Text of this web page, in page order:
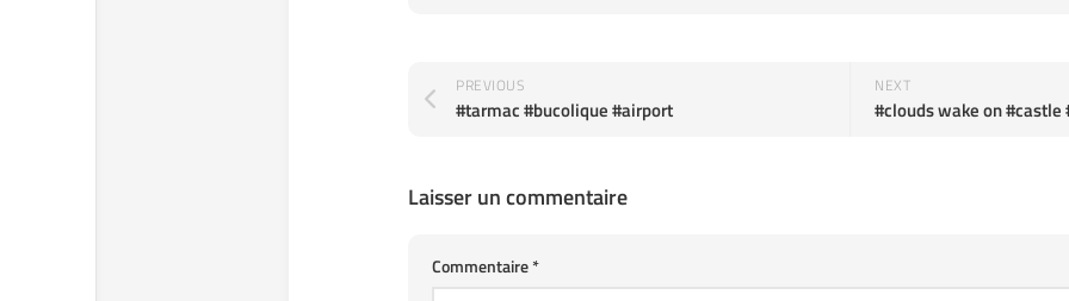
NEXT
#clouds wake on #castle
PREVIOUS
#tarmac #bucolique #airport
Laisser un commentaire
Commentaire*